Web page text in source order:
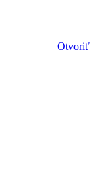
Otvoriť